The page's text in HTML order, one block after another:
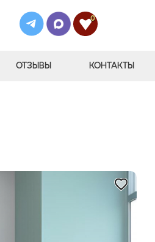
0
ОТЗЫВЫ КОНТАКТЫ